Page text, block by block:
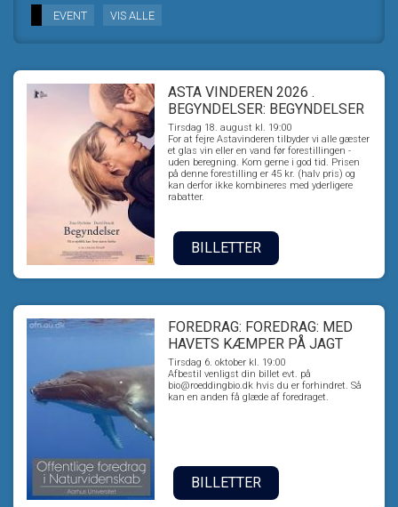
EVENT VIS ALLE
ASTA VINDEREN 2026 .
BEGYNDELSER: BEGYNDELSER
Tirsdag 18. august kl. 19:00
For at fejre Astavinderen tilbyder vi alle gæster
et glas vin eller en vand før forestillingen -
uden beregning. Kom gerne i god tid. Prisen
på denne forestilling er 45 kr. (halv pris) og
kan derfor ikke kombineres med yderligere
rabatter.
BILLETTER
FOREDRAG: FOREDRAG: MED
HAVETS KÆMPER PÅ JAGT
Tirsdag 6. oktober kl. 19:00
Afbestil venligst din billet evt. på
bio@roeddingbio.dk hvis du er forhindret. Så
kan en anden få glæde af foredraget.
BILLETTER